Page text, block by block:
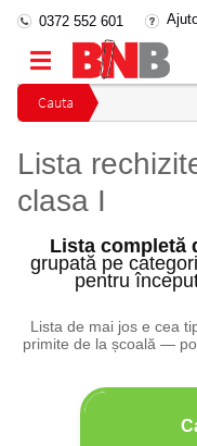
Cauta
0372 552 601
Lista
clasa I
Lista completă
grupată pe
pentru
Lista de mai jos e cea
primite de la școală —